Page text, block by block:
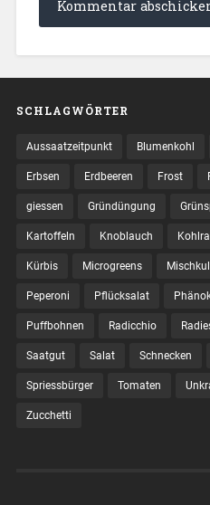
SCHLAGWÖRTER
Aussaatzeitpunkt Blumenkohl
Erbsen Erdbeeren Frost
giessen Gründüngung
Kartoffeln Knoblauch
Kürbis Microgreens
Peperoni Pflücksalat
Puffbohnen Radicchio
Saatgut Salat Schnecken
Spriessbürger Tomaten
Zucchetti